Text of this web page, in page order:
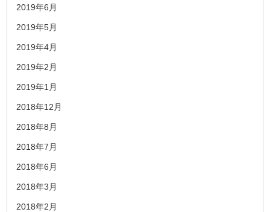
2019年6月
2019年5月
2019年4月
2019年2月
2019年1月
2018年12月
2018年8月
2018年7月
2018年6月
2018年3月
2018年2月